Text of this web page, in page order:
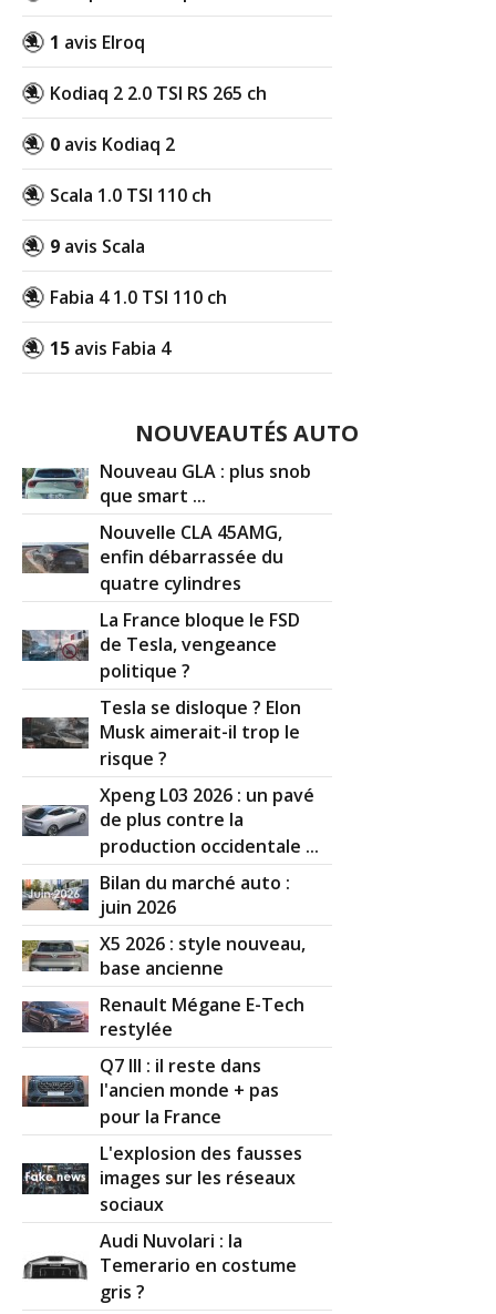
1 avis Elroq
Kodiaq 2 2.0 TSI RS 265 ch
0 avis Kodiaq 2
Scala 1.0 TSI 110 ch
9 avis Scala
Fabia 4 1.0 TSI 110 ch
15 avis Fabia 4
NOUVEAUTÉS AUTO
Nouveau GLA : plus snob
que smart ...
Nouvelle CLA 45AMG,
enfin débarrassée du
quatre cylindres
La France bloque le FSD
de Tesla, vengeance
politique ?
Tesla se disloque ? Elon
Musk aimerait-il trop le
risque ?
Xpeng L03 2026 : un pavé
de plus contre la
production occidentale ...
Bilan du marché auto :
juin 2026
X5 2026 : style nouveau,
base ancienne
Renault Mégane E-Tech
restylée
Q7 III : il reste dans
l'ancien monde + pas
pour la France
L'explosion des fausses
images sur les réseaux
sociaux
Audi Nuvolari : la
Temerario en costume
gris ?